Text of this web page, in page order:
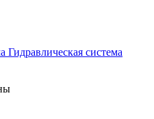
Гидравлическая система